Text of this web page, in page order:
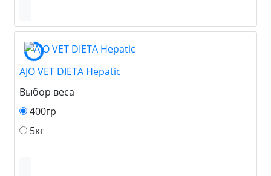
AJO VET DIETA Hepatic
Выбор веса
400гр
5кг